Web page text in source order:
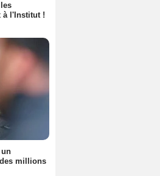
à l'Institut !
un
millions